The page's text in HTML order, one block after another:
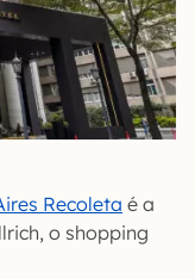
Recoleta é a
o shopping